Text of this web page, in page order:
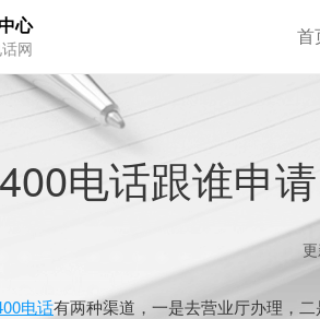
心
网 首
电话跟谁申请
电话有两种渠道，一是去营业厅办理，